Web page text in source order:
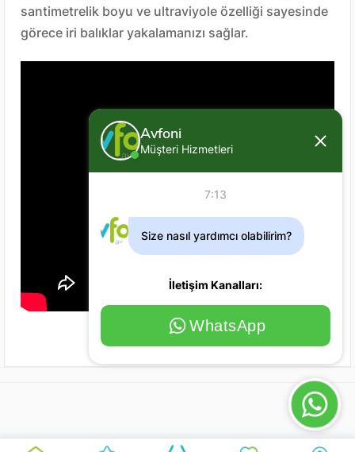
santimetrelik boyu ve ultraviyole özelliği sayesinde
görece iri balıklar yakalamanızı sağlar.
Avfoni
Müşteri Hizmetleri
7:13
Size nasıl yardımcı olabilirim?
İletişim Kanalları:
WhatsApp